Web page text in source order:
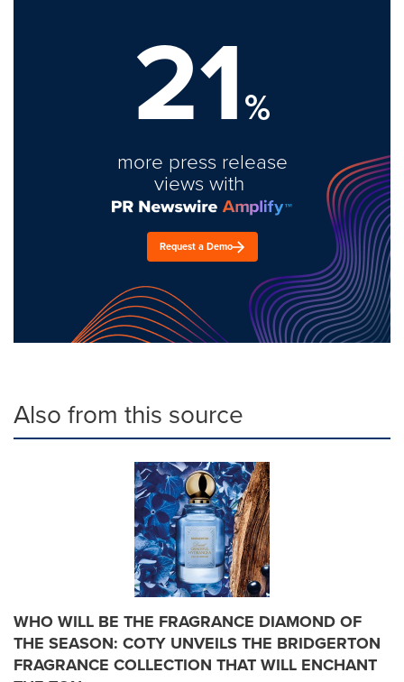
21%
more press release
views with
Request a Demo
Also from this source
WHO WILL BE THE FRAGRANCE DIAMOND OF
THE SEASON: COTY UNVEILS THE BRIDGERTON
FRAGRANCE COLLECTION THAT WILL ENCHANT